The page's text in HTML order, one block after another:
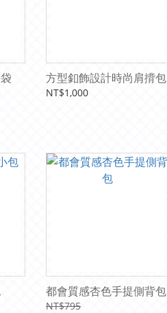
方型釦飾設計時尚肩揹包
NT$1,000
都會質感杏色手提側背包
NT$795